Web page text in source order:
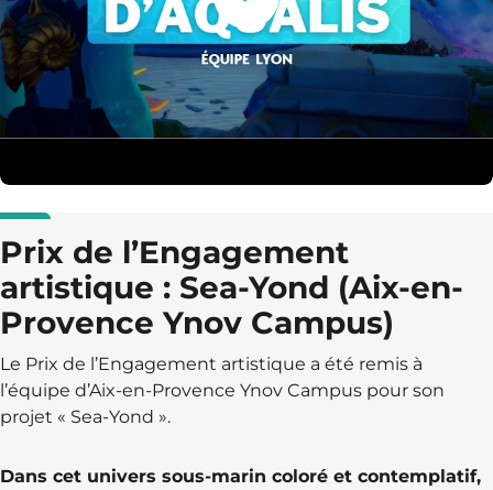
Prix de l’Engagement
artistique : Sea-Yond (Aix-en-
Provence Ynov Campus)
Le Prix de l’Engagement artistique a été remis à
l’équipe d’Aix-en-Provence Ynov Campus pour son
projet « Sea-Yond ».
Dans cet univers sous-marin coloré et contemplatif,